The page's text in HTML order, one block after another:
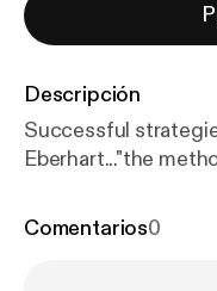
Descripción
Successful
Eberhart..."the
Comentarios0